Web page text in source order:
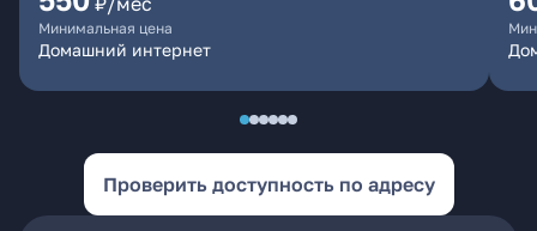
Минимальная цена
Домашний интернет
Проверить доступность по адресу